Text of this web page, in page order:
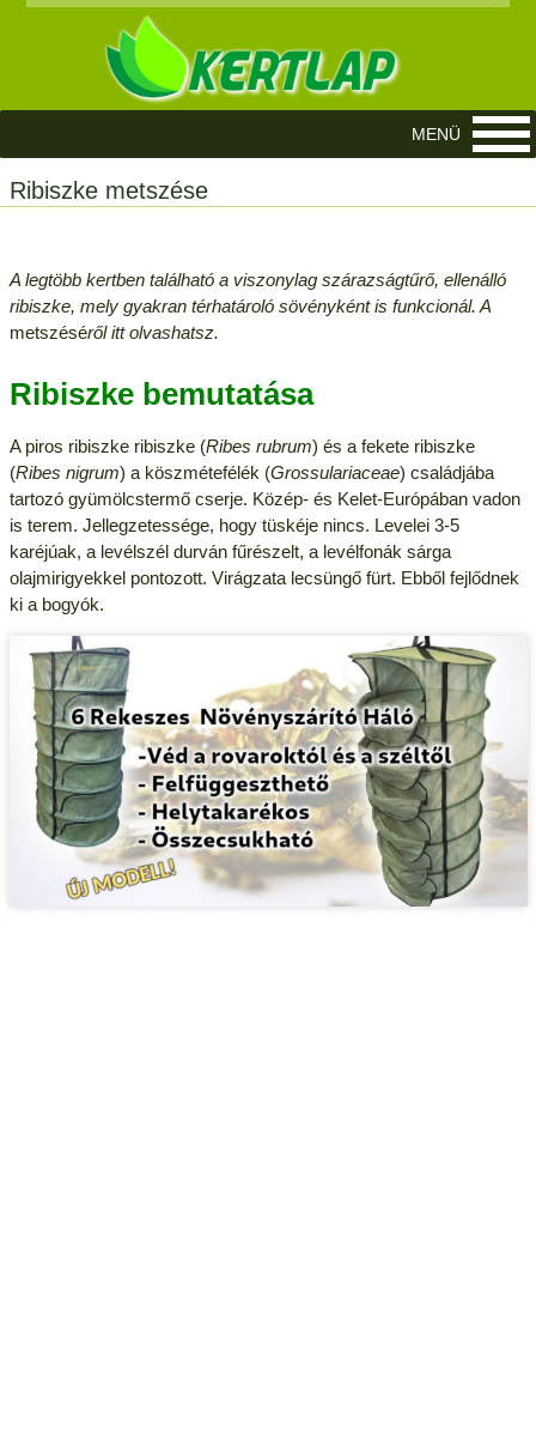
Ribiszke metszése
A legtöbb kertben található a viszonylag szárazságtűrő, ellenálló
ribiszke, mely gyakran térhatároló sövényként is funkcionál. A
metszéséről itt olvashatsz.
Ribiszke bemutatása
A piros ribiszke ribiszke (Ribes rubrum) és a fekete ribiszke
(Ribes nigrum) a köszmétefélék (Grossulariaceae) családjába
tartozó gyümölcstermő cserje. Közép- és Kelet-Európában vadon
is terem. Jellegzetessége, hogy tüskéje nincs. Levelei 3-5
karéjúak, a levélszél durván fűrészelt, a levélfonák sárga
olajmirigyekkel pontozott. Virágzata lecsüngő fürt. Ebből fejlődnek
ki a bogyók.